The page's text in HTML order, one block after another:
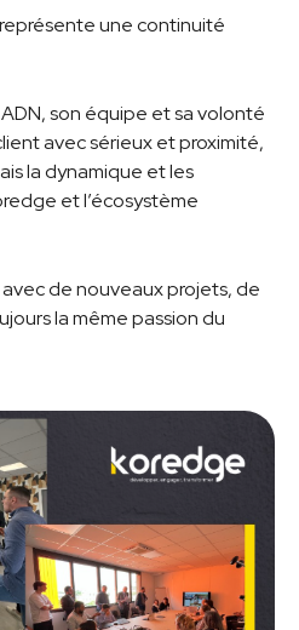
une continuité
son équipe et sa volonté
avec sérieux et proximité,
la dynamique et les
et l’écosystème
de nouveaux projets, de
la même passion du